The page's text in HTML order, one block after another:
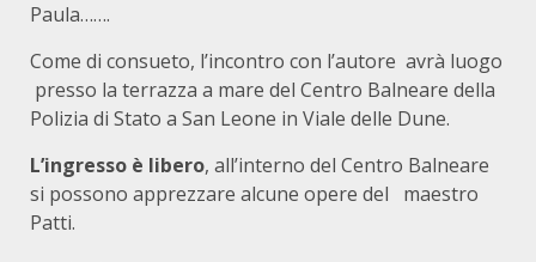
Paula…….
Come di consueto, l’incontro con l’autore avrà luogo
presso la terrazza a mare del Centro Balneare della
Polizia di Stato a San Leone in Viale delle Dune.
L’ingresso è libero, all’interno del Centro Balneare
si possono apprezzare alcune opere del maestro
Patti.